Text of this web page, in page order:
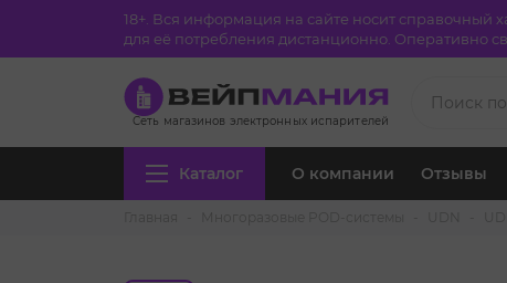
18+. Вся информация на сайте носит
для её потребления дистанционно. Оперативно
Сеть магазинов электронных испарителей
Каталог О компании Отзывы